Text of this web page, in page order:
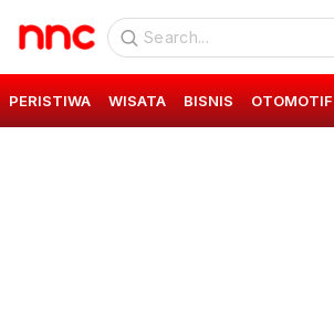
PERISTIWA WISATA BISNIS OTOMOTIF